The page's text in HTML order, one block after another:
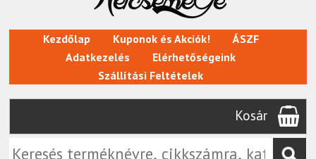
Kezdőlap Kuponok és Akciók!
ÁSZF
Adatkezelés
Elérhetőségeink
Szállítási Feltételek
Kosár